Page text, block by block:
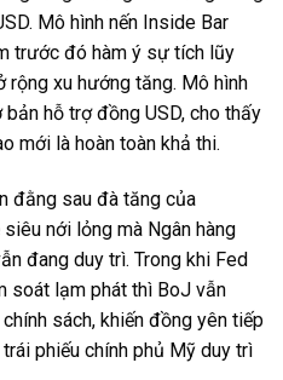
Mô hình nến Inside Bar
trước đó hàm ý sự tích lũy
xu hướng tăng. Mô hình
hỗ trợ đồng USD, cho thấy
mới là hoàn toàn khả thi.
đằng sau đà tăng của
nới lỏng mà Ngân hàng
đang duy trì. Trong khi Fed
soát lạm phát thì BoJ vẫn
sách, khiến đồng yên tiếp
phiếu chính phủ Mỹ duy trì